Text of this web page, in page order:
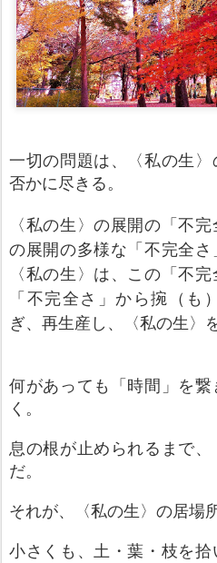
一切の問題は、〈私の生
否かに尽きる。
〈私の生〉の展開の 「不完
の展開の多様な「不完全さ
〈私の生〉は、この「不
「不完全さ」から捥（も
ぎ、再生産し、〈私の生〉
何があっても 「時間」 を繋
く。
息の根が止められるまで
だ。
それが、〈私の生〉の居場
小さくも、土・葉・枝を